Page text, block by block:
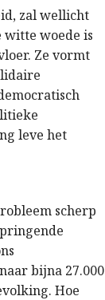
zal wellicht
witte woede is
Ze vormt
leve het
scherp
bijna 27.000
Hoe